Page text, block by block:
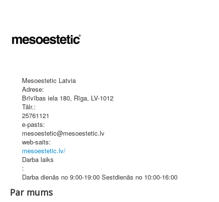
Mesoestetic Latvia
Adrese:
Brīvības iela 180, Rīga, LV-1012
Tālr.:
25761121
e-pasts:
mesoestetic@mesoestetic.lv
web-saits:
mesoestetic.lv/
Darba laiks
:
Darba dienās no 9:00-19:00 Sestdienās no 10:00-16:00
Par mums